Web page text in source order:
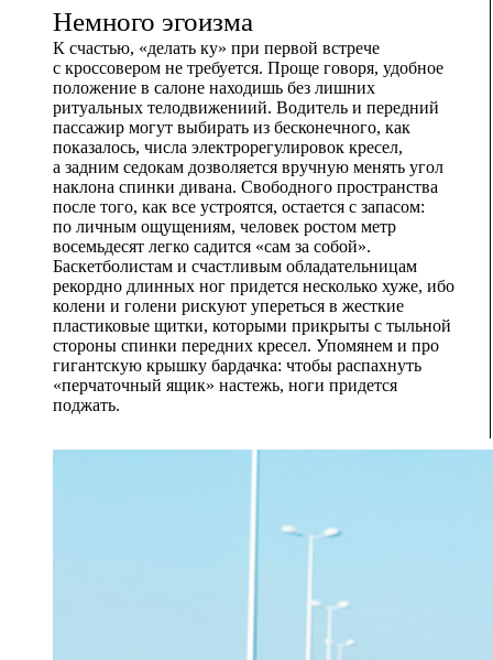
Немного эгоизма
К счастью, «делать ку» при первой встрече
с кроссовером не требуется. Проще говоря, удобное
положение в салоне находишь без лишних
ритуальных телодвижениий. Водитель и передний
пассажир могут выбирать из бесконечного, как
показалось, числа электрорегулировок кресел,
а задним седокам дозволяется вручную менять угол
наклона спинки дивана. Свободного пространства
после того, как все устроятся, остается с запасом:
по личным ощущениям, человек ростом метр
восемьдесят легко садится «сам за собой».
Баскетболистам и счастливым обладательницам
рекордно длинных ног придется несколько хуже, ибо
колени и голени рискуют упереться в жесткие
пластиковые щитки, которыми прикрыты с тыльной
стороны спинки передних кресел. Упомянем и про
гигантскую крышку бардачка: чтобы распахнуть
«перчаточный ящик» настежь, ноги придется
поджать.